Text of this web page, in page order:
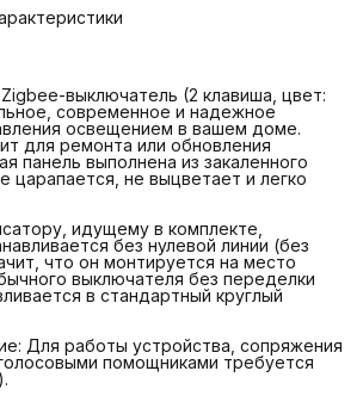
выключатель (2 клавиша, цвет:
современное и надежное
освещением в вашем доме.
для ремонта или обновления
панель выполнена из закаленного
царапается, не выцветает и легко
идущему в комплекте,
без нулевой линии (без
что он монтируется на место
выключателя без переделки
в стандартный круглый
Для работы устройства, сопряжения
помощниками требуется